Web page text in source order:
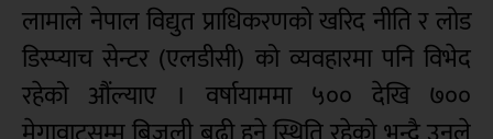
लामाले नेपाल विद्युत प्राधिकरणको खरिद नीति र लोड
डिस्प्याच सेन्टर (एलडीसी) को व्यवहारमा पनि विभेद
रहेको औंल्याए । वर्षायाममा ५०० देखि ७००